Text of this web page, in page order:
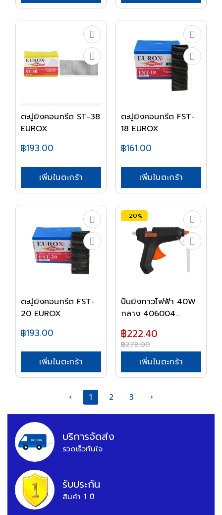
ตะปูยิงคอนกรีต ST-38
EUROX
฿193.00
เพิ่มในตะกร้า
ตะปูยิงคอนกรีต FST-
18 EUROX
฿161.00
เพิ่มในตะกร้า
ตะปูยิงคอนกรีต FST-
20 EUROX
฿193.00
เพิ่มในตะกร้า
-20%
ปืนยิงกาวไฟฟ้า 40W
กลาง 406004
฿222.40
฿278.00
เพิ่มในตะกร้า
‹ 1 2 3 ›
บริการจัดส่ง
รวดเร็วทันใจ
รับประกัน
สินค้า 1 ปี